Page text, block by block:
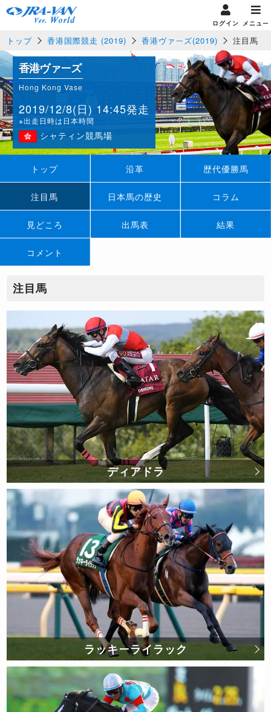
ログイン メニュー
トップ 香港国際競走 (2019) 香港ヴァーズ(2019) 注目馬
香港ヴァーズ
Hong Kong Vase
2019/12/8(日) 14:45発走
※出走日時は日本時間
シャティン競馬場
トップ 沿革 歴代優勝馬
注目馬 日本馬の歴史 コラム
見どころ 出馬表 結果
コメント
注目馬
ディアドラ
ラッキーライラック